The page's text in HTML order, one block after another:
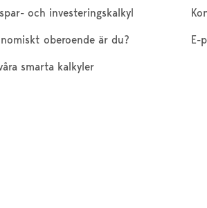
och investeringskalkyl
oberoende är du?
smarta kalkyler
E-